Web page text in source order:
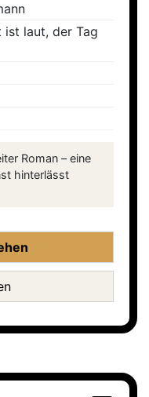
ist laut, der Tag
Roman – eine
hinterlässt